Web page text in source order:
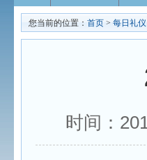
您当前的位置： 首页 > 每日礼仪
时间：